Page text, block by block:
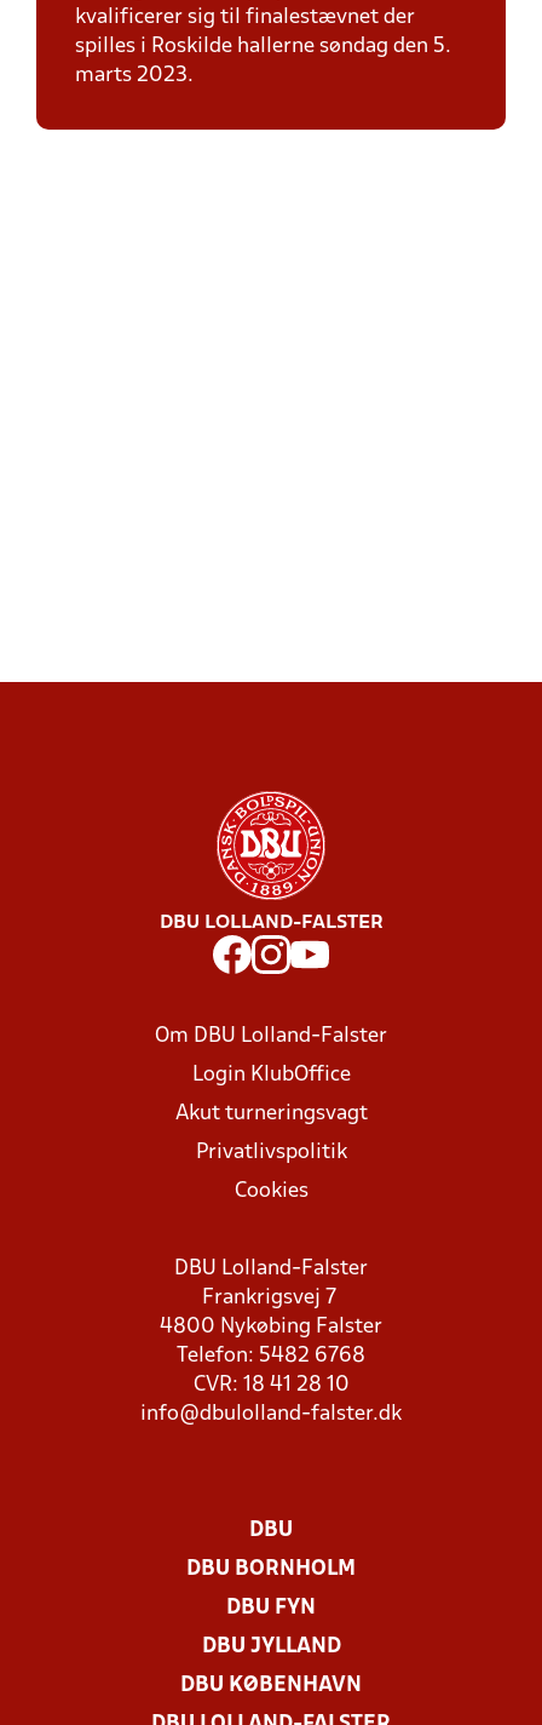
kvalificerer sig til finalestævnet der
spilles i Roskilde hallerne søndag den 5.
marts 2023.
DBU LOLLAND-FALSTER
Om DBU Lolland-Falster
Login KlubOffice
Akut turneringsvagt
Privatlivspolitik
Cookies
DBU Lolland-Falster
Frankrigsvej 7
4800 Nykøbing Falster
Telefon: 5482 6768
CVR: 18 41 28 10
info@dbulolland-falster.dk
DBU
DBU BORNHOLM
DBU FYN
DBU JYLLAND
DBU KØBENHAVN